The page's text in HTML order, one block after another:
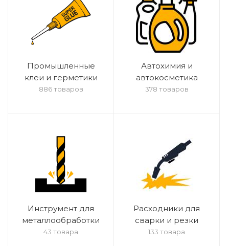
Промышленные
клеи и герметики
886 товаров
Автохимия и
автокосметика
378 товаров
Инструмент для
металлообработки
43 товара
Расходники для
сварки и резки
133 товара